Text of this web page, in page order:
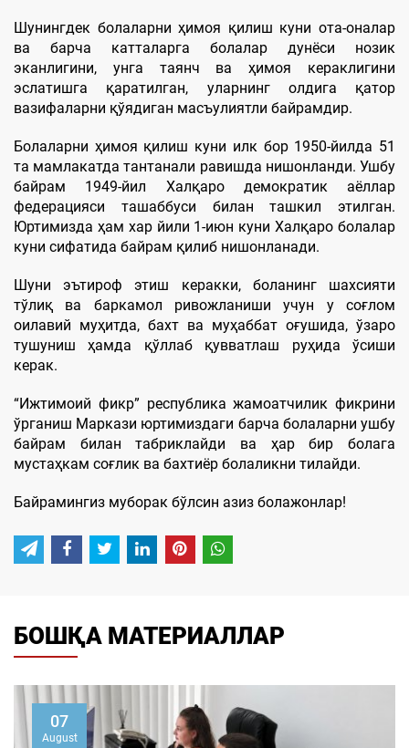
Шунингдек болаларни ҳимоя қилиш куни ота-оналар
ва барча катталарга болалар дунёси нозик
эканлигини, унга таянч ва ҳимоя кераклигини
эслатишга қаратилган, уларнинг олдига қатор
вазифаларни қўядиган масъулиятли байрамдир.
Болаларни ҳимоя қилиш куни илк бор 1950-йилда 51
та мамлакатда тантанали равишда нишонланди. Ушбу
байрам 1949-йил Халқаро демократик аёллар
федерацияси ташаббуси билан ташкил этилган.
Юртимизда ҳам хар йили 1-июн куни Халқаро болалар
куни сифатида байрам қилиб нишонланади.
Шуни эътироф этиш керакки, боланинг шахсияти
тўлиқ ва баркамол ривожланиши учун у соғлом
оилавий муҳитда, бахт ва муҳаббат оғушида, ўзаро
тушуниш ҳамда қўллаб қувватлаш руҳида ўсиши
керак.
“Ижтимоий фикр” республика жамоатчилик фикрини
ўрганиш Маркази юртимиздаги барча болаларни ушбу
байрам билан табриклайди ва ҳар бир болага
мустаҳкам соғлик ва бахтиёр болаликни тилайди.
Байрамингиз муборак бўлсин азиз болажонлар!
БОШҚА МАТЕРИАЛЛАР
07
August